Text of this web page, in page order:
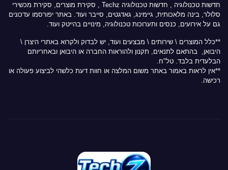
חדשות טכנולוגיה חדשות טכנולוגיה Techz
, סקירת מוצרים, סקירת מכשירי
סלולר, בינה מלאכותית, גיימינג, גאדגטים, סייבר ועוד. באתר יפורסמו עדכונים
גם על אירועים, כנסים ותערוכות טכנולוגיה, מינויים בהייטק ועוד.
**כלל המוצרים \ שירותים \ מבצעים ועוד, יש לבדוק ולקרוא באתרי היצרן \
היבואן, בהתאם לתנאים, תקנון ולהוראות החברה או היבואן ובאחריותם
הבלעדית בלבד. טל"ח.
**אין לראות באמור באתר משום המלצה או חוות דעת כלשהי לביצוע פעולה או
רכישה.